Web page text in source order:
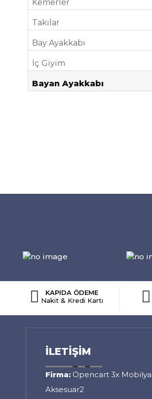
Kemerler
Takılar
Bay Ayakkabı
İç Giyim
Bayan Ayakkabı
KAPIDA ÖDEME
Nakit & Kredi Kartı
İLETIŞIM
Firma: Opencart 3x Mobilya
Aksesuar2